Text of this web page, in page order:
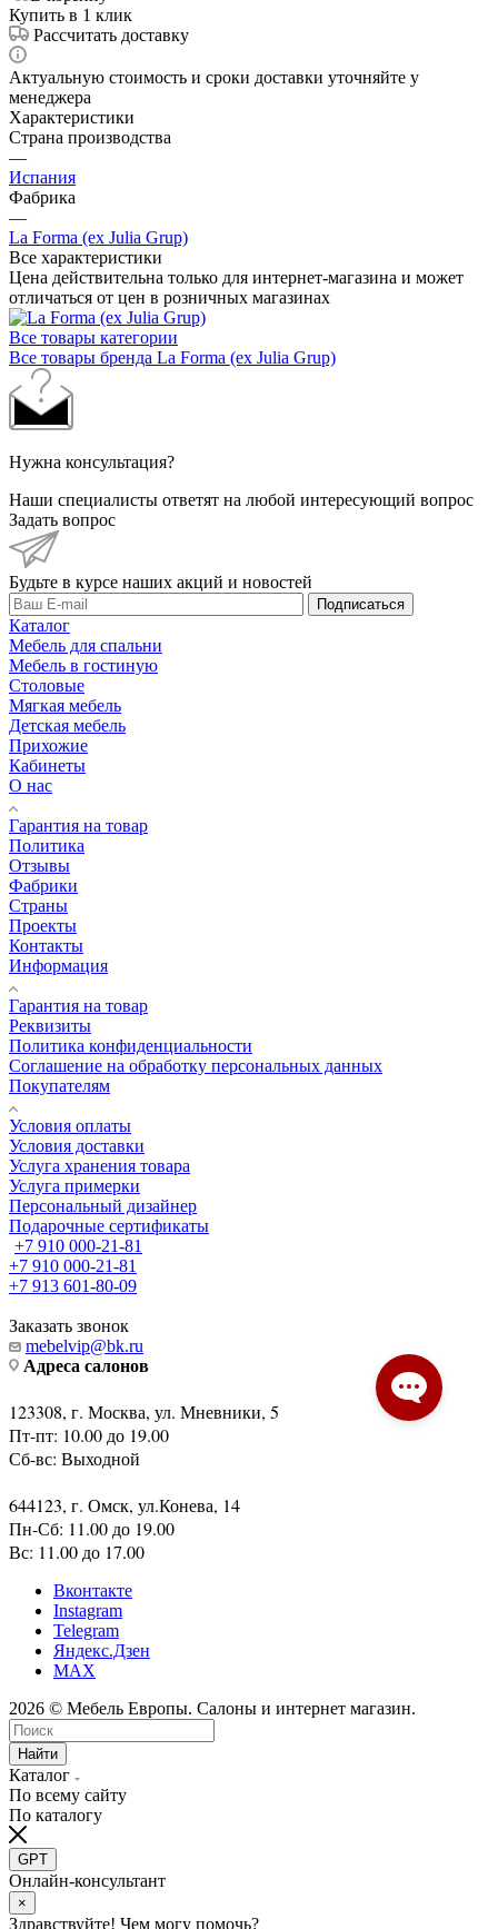
В корзину
Купить в 1 клик
Рассчитать доставку
Актуальную стоимость и сроки доставки уточняйте у
менеджера
Характеристики
Страна производства
—
Испания
Фабрика
—
La Forma (ex Julia Grup)
Все характеристики
Цена действительна только для интернет-магазина и может
отличаться от цен в розничных магазинах
Все товары категории
Все товары бренда La Forma (ex Julia Grup)
Нужна консультация?
Наши специалисты ответят на любой интересующий вопрос
Задать вопрос
Будьте в курсе наших акций и новостей
Каталог
Мебель для спальни
Мебель в гостиную
Столовые
Мягкая мебель
Детская мебель
Прихожие
Кабинеты
О нас
Гарантия на товар
Политика
Отзывы
Фабрики
Страны
Проекты
Контакты
Информация
Гарантия на товар
Реквизиты
Политика конфиденциальности
Соглашение на обработку персональных данных
Покупателям
Условия оплаты
Условия доставки
Услуга хранения товара
Услуга примерки
Персональный дизайнер
Подарочные сертификаты
+7 910 000-21-81
+7 913 601-80-09
Заказать звонок
Адреса салонов
123308, г. Москва, ул. Мневники, 5
Пт-пт: 10.00 до 19.00
Сб-вс: Выходной
644123, г. Омск, ул.Конева, 14
Пн-Сб: 11.00 до 19.00
Вс: 11.00 до 17.00
Вконтакте
Instagram
Telegram
MAX
2026 © Мебель Европы. Салоны и интернет магазин.
Найти
Каталог
По всему сайту
По каталогу
GPT
Онлайн-консультант